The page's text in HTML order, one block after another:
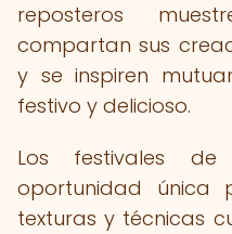
reposteros
compartan sus
y se inspiren
festivo y delicioso.
Los festivales
oportunidad única
texturas y técnicas